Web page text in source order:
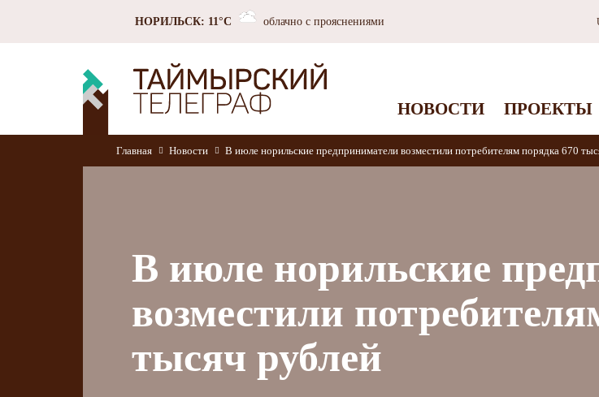
НОРИЛЬСК: 11°C облачно с прояснениями
НОВОСТИ ПРОЕКТЫ
Главная Новости В июле норильские предприниматели возместили потребителям порядка 670
В июле норильские
возместили
тысяч рублей